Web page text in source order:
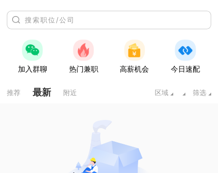
加入群聊 热门兼职 高薪机会 今日速配
推荐 最新 附近 区域 筛选